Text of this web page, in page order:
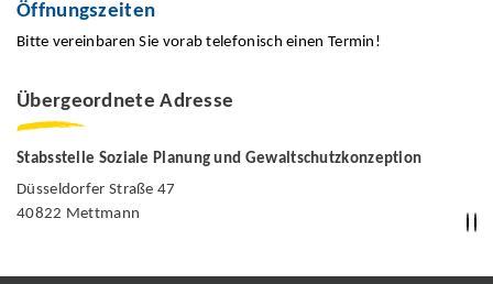
Öffnungszeiten
Bitte vereinbaren Sie vorab telefonisch einen Termin!
Übergeordnete Adresse
Stabsstelle Soziale Planung und Gewaltschutzkonzeption
Düsseldorfer Straße 47
40822 Mettmann